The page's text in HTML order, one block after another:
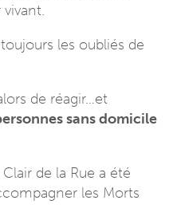
vivant.
les oubliés de
de réagir…et
sans domicile
de la Rue a été
les Morts